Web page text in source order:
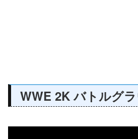
WWE 2K バトルグ